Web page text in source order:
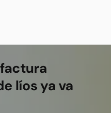
líos ya va